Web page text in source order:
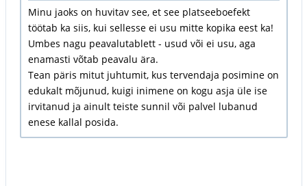
Minu jaoks on huvitav see, et see platseeboefekt
töötab ka siis, kui sellesse ei usu mitte kopika eest ka!
Umbes nagu peavalutablett - usud või ei usu, aga
enamasti võtab peavalu ära.
Tean päris mitut juhtumit, kus tervendaja posimine on
edukalt mõjunud, kuigi inimene on kogu asja üle ise
irvitanud ja ainult teiste sunnil või palvel lubanud
enese kallal posida.